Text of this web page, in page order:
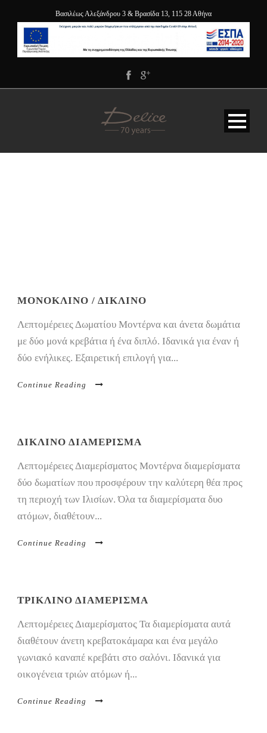
Βασιλέως Αλεξάνδρου 3 & Βρασίδα 13, 115 28 Αθήνα
MΟΝΟΚΛΙΝΟ / ΔΙΚΛΙΝΟ
Λεπτομέρειες Δωματίου Μοντέρνα και άνετα δωμάτια
με δύο μονά κρεβάτια ή ένα διπλό. Ιδανικά για έναν ή
δύο ενήλικες. Εξαιρετική επιλογή για...
Continue Reading
ΔΙΚΛΙΝΟ ΔΙΑΜΕΡΙΣΜΑ
Λεπτομέρειες Διαμερίσματος Μοντέρνα διαμερίσματα
δύο δωματίων που προσφέρουν την καλύτερη θέα προς
τη περιοχή των Ιλισίων. Όλα τα διαμερίσματα δυο
ατόμων, διαθέτουν...
Continue Reading
ΤΡΙΚΛΙΝΟ ΔΙΑΜΕΡΙΣΜΑ
Λεπτομέρειες Διαμερίσματος Τα διαμερίσματα αυτά
διαθέτουν άνετη κρεβατοκάμαρα και ένα μεγάλο
γωνιακό καναπέ κρεβάτι στο σαλόνι. Ιδανικά για
οικογένεια τριών ατόμων ή...
Continue Reading